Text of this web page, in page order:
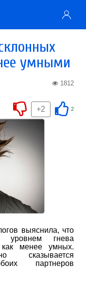
умными
1812
2
+2
выяснила, что
гнева
менее умных.
сказывается
партнеров